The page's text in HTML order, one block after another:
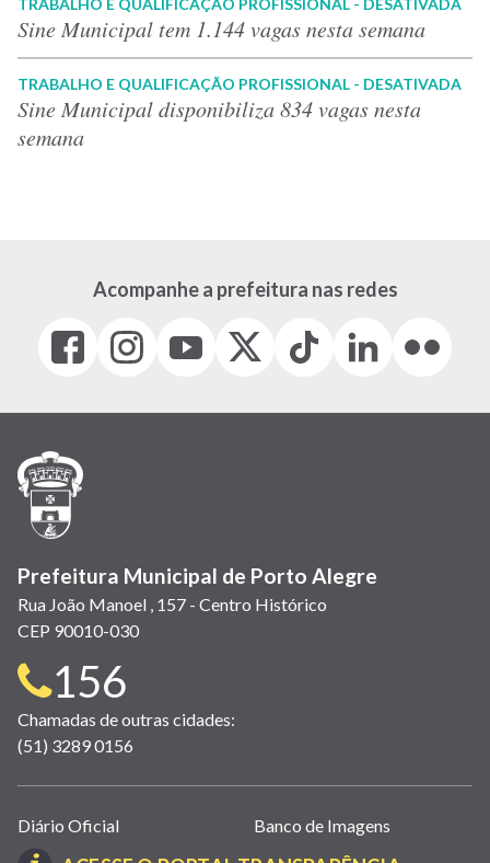
Sine Municipal tem 1.144 vagas nesta semana
TRABALHO E QUALIFICAÇÃO PROFISSIONAL - DESATIVADA
Sine Municipal disponibiliza 834 vagas nesta
semana
Acompanhe a prefeitura nas redes
Facebook
(link
em
janela)
Instagram
(link
em
(link
em
(Antigo
(link
Tiktok
(link
em
LinkedIn
(link
em
(link
em
Prefeitura Municipal de Porto Alegre
Rua João Manoel , 157 - Centro Histórico
CEP 90010-030
Telefone
para
contato:
156
Chamadas de outras cidades:
(51) 3289 0156
Links
úteis
Diário Oficial Banco de Imagens